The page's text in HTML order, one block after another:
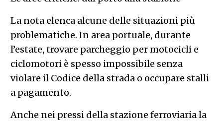
La nota elenca alcune delle situazioni più
problematiche. In area portuale, durante
l’estate, trovare parcheggio per motocicli e
ciclomotori è spesso impossibile senza
violare il Codice della strada o occupare stalli
a pagamento.
Anche nei pressi della stazione ferroviaria la